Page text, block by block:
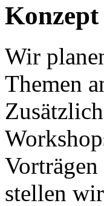
Konzept
Wir
Themen
stellen